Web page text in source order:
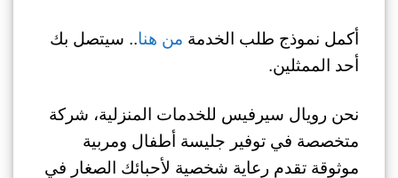
أكمل نموذج طلب الخدمة من هنا.. سيتصل بك
أحد الممثلين.
نحن رويال سيرفيس للخدمات المنزلية، شركة
متخصصة في توفير جليسة أطفال ومربية
موثوقة تقدم رعاية شخصية لأحبائك الصغار في